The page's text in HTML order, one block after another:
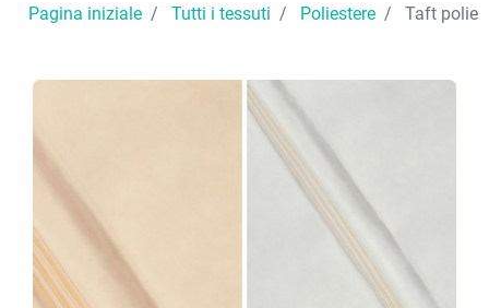
Pagina iniziale Tutti i tessuti Poliestere Taft